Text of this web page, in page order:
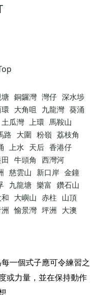
銅鑼灣 灣仔 深水埗
大角咀 九龍灣 葵涌
土瓜灣 上環 馬鞍山
路 大圍 粉嶺 荔枝角
上水 天后 香港仔
牛頭角 西灣河
慈雲山 新口岸 金鐘
九龍塘 樂富 鑽石山
大嶼山 赤柱 山頂
愉景灣 坪洲 大澳
一個式子應可令練習之
或力量，並在保持動作